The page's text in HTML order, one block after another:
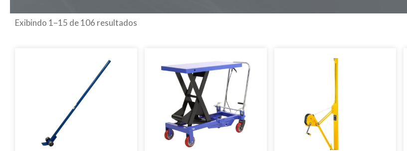
Exibindo 1–15 de 106 resultados